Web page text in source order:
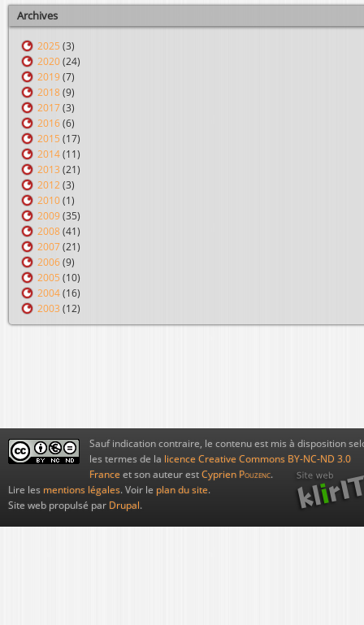
Archives
2025 (3)
2020 (24)
2019 (7)
2018 (9)
2017 (3)
2016 (6)
2015 (17)
2014 (11)
2013 (21)
2012 (3)
2010 (1)
2009 (35)
2008 (41)
2007 (21)
2006 (9)
2005 (10)
2004 (16)
2003 (12)
Sauf indication contraire, le contenu est mis à disposition
les termes de la licence Creative Commons BY-NC-ND 3.0
France et son auteur est Cyprien Pouzenc.
Lire les mentions légales. Voir le plan du site.
Site web propulsé par Drupal.